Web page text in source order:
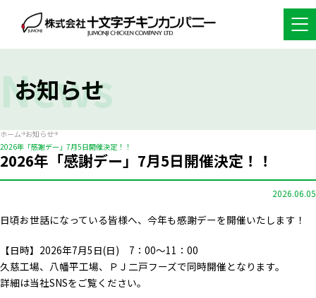
お知らせ
News
ホーム お知らせ
2026年「感謝デー」7月5日開催決定！！
2026年「感謝デー」7月5日開催決定！！
2026.06.05
日頃お世話になっている皆様へ、今年も感謝デーを開催いたします！
【日時】2026年7月5日(日) 7：00～11：00
久慈工場、八幡平工場、ＰＪ二戸フーズで同時開催となります。
詳細は当社SNSをご覧ください。